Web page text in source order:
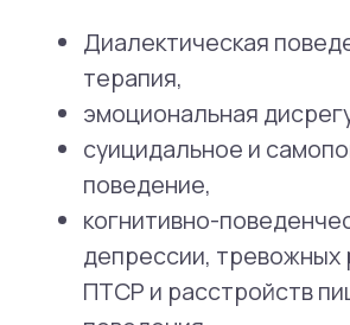
РАС и СДВГ: Нейроотличность
у детей и взрослых
людях.Вместе с врачом-психиатром Юлией
Строговой узнаем, что такое РАС* и СДВГ** и какие
их симптомы проявляются в разном возрасте.
Поговорим о том, что делать с усталостью при
и не запускают речь.